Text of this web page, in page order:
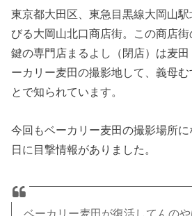
東京都大田区、東急目黒線大岡山
びる大岡山北口商店街。この商店
鍵の専門店まるよし（閉店）は麦
ーカリー麦田の撮影地して、義母む
とで知られています。
今回もベーカリー麦田の撮影場所
日に目撃情報がありました。
ベーカリー麦田が復活してんのや